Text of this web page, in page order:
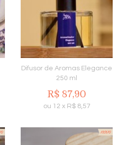
Difusor de Aromas Elegance
250 ml
R$ 87,90
ou 12 x R$ 8,57